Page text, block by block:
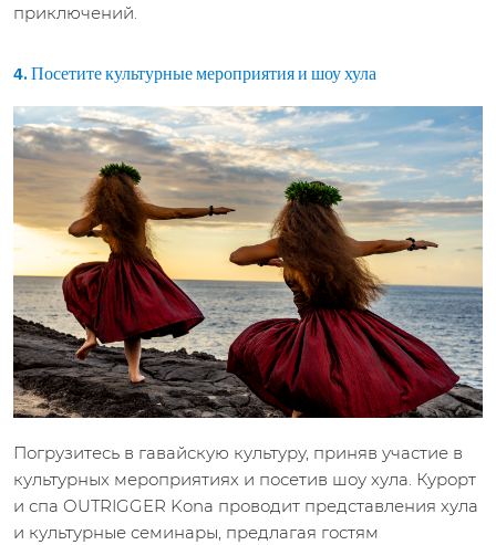
приключений.
4. Посетите культурные мероприятия и шоу хула
Погрузитесь в гавайскую культуру, приняв участие в
культурных мероприятиях и посетив шоу хула. Курорт
и спа OUTRIGGER Kona проводит представления хула
и культурные семинары, предлагая гостям